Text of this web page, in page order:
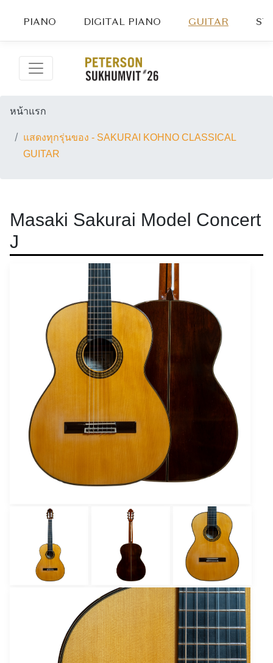
PIANO DIGITAL PIANO GUITAR
หน้าแรก
แสดงทุกรุ่นของ - SAKURAI KOHNO CLASSICAL
GUITAR
Masaki Sakurai Model Concert
J